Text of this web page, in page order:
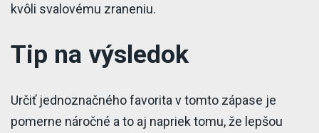
kvôli svalovému zraneniu.
Tip na výsledok
Určiť jednoznačného favorita v tomto zápase je
pomerne náročné a to aj napriek tomu, že lepšou